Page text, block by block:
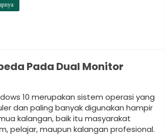
Pada Dual Monitor
10 merupakan sistem operasi yang
dan paling banyak digunakan hampir
kalangan, baik itu masyarakat
pelajar, maupun kalangan profesional.